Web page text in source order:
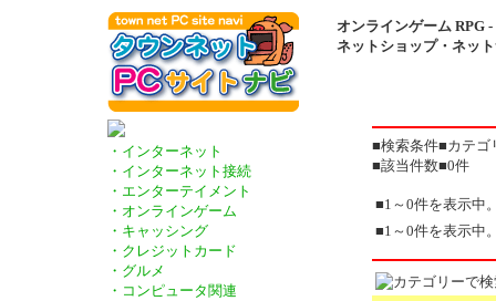
オンラインゲーム RPG -
ネットショップ・ネッ
・インターネット
・インターネット接続
・エンターテイメント
・オンラインゲーム
・キャッシング
・クレジットカード
・グルメ
・コンピュータ関連
■検索条件■カ
■該当件数■0件
■1～0件を表示中
■1～0件を表示中